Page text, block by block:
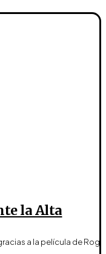
la Alta
a la película de